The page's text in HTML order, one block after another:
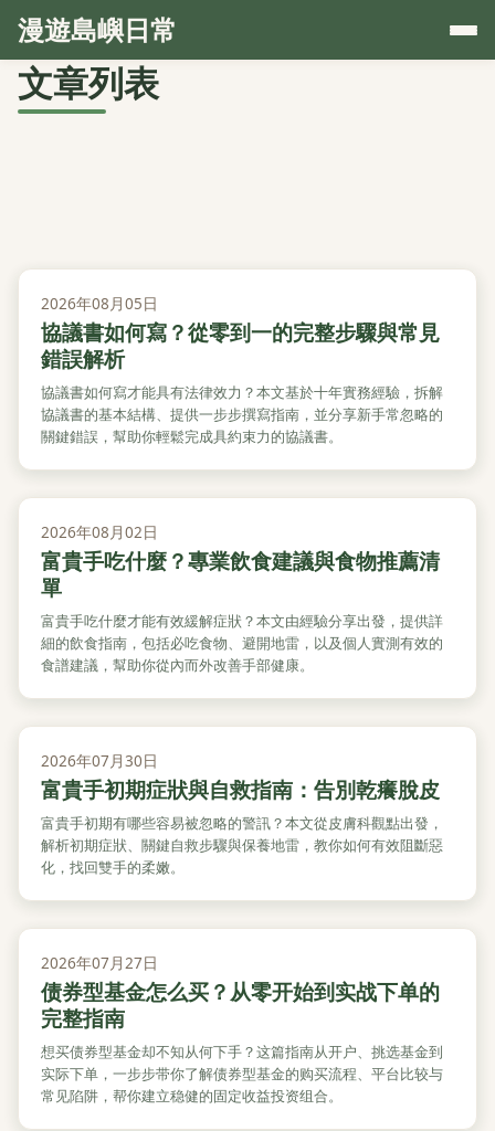
漫遊島嶼日常
文章列表
2026年08月05日
協議書如何寫？從零到一的完整步驟與常見
錯誤解析
協議書如何寫才能具有法律效力？本文基於十年實務經驗，拆解
協議書的基本結構、提供一步步撰寫指南，並分享新手常忽略的
關鍵錯誤，幫助你輕鬆完成具約束力的協議書。
2026年08月02日
富貴手吃什麼？專業飲食建議與食物推薦清
單
富貴手吃什麼才能有效緩解症狀？本文由經驗分享出發，提供詳
細的飲食指南，包括必吃食物、避開地雷，以及個人實測有效的
食譜建議，幫助你從內而外改善手部健康。
2026年07月30日
富貴手初期症狀與自救指南：告別乾癢脫皮
富貴手初期有哪些容易被忽略的警訊？本文從皮膚科觀點出發，
解析初期症狀、關鍵自救步驟與保養地雷，教你如何有效阻斷惡
化，找回雙手的柔嫩。
2026年07月27日
债券型基金怎么买？从零开始到实战下单的
完整指南
想买债券型基金却不知从何下手？这篇指南从开户、挑选基金到
实际下单，一步步带你了解债券型基金的购买流程、平台比较与
常见陷阱，帮你建立稳健的固定收益投资组合。